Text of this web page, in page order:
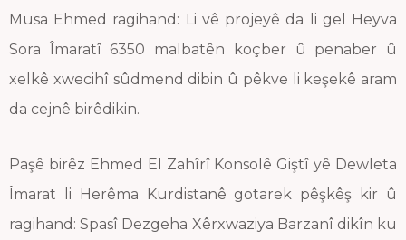
Musa Ehmed ragihand: Li vê projeyê da li gel Heyva
Sora Îmaratî 6350 malbatên koçber û penaber û
xelkê xwecihî sûdmend dibin û pêkve li keşekê aram
da cejnê birêdikin.
Paşê birêz Ehmed El Zahîrî Konsolê Giştî yê Dewleta
Îmarat li Herêma Kurdistanê gotarek pêşkêş kir û
ragihand: Spasî Dezgeha Xêrxwaziya Barzanî dikîn ku